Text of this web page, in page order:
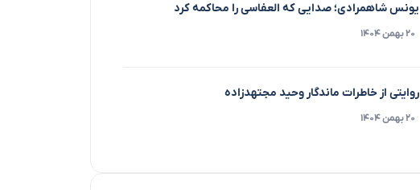
یونس شاهمرادی؛ صدایی که العفاسی را محاکمه کرد
۲۰ بهمن ۱۴۰۴
روایتی از خاطرات ماندگار وحید مجتهدزاده
۲۰ بهمن ۱۴۰۴